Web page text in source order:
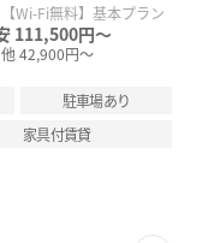
Wi-Fi無料】基本プラン
111,500円～
42,900円～
駐車場あり
家具付賃貸